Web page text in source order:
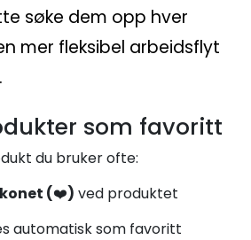
søke dem opp hver
mer fleksibel arbeidsflyt
som favoritt
du bruker ofte:
(❤️) ved produktet
automatisk som favoritt